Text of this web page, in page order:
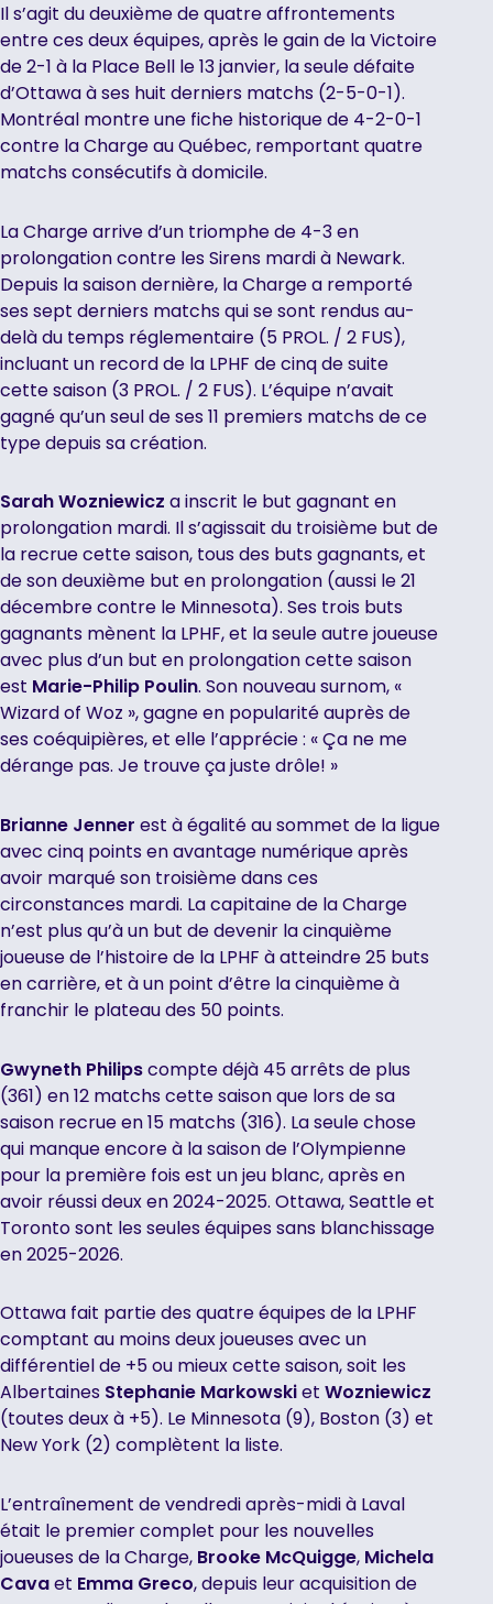
Il s’agit du deuxième de quatre affrontements
entre ces deux équipes, après le gain de la Victoire
de 2-1 à la Place Bell le 13 janvier, la seule défaite
d’Ottawa à ses huit derniers matchs (2-5-0-1).
Montréal montre une fiche historique de 4-2-0-1
contre la Charge au Québec, remportant quatre
matchs consécutifs à domicile.
La Charge arrive d’un triomphe de 4-3 en
prolongation contre les Sirens mardi à Newark.
Depuis la saison dernière, la Charge a remporté
ses sept derniers matchs qui se sont rendus au-
delà du temps réglementaire (5 PROL. / 2 FUS),
incluant un record de la LPHF de cinq de suite
cette saison (3 PROL. / 2 FUS). L’équipe n’avait
gagné qu’un seul de ses 11 premiers matchs de ce
type depuis sa création.
Sarah Wozniewicz a inscrit le but gagnant en
prolongation mardi. Il s’agissait du troisième but de
la recrue cette saison, tous des buts gagnants, et
de son deuxième but en prolongation (aussi le 21
décembre contre le Minnesota). Ses trois buts
gagnants mènent la LPHF, et la seule autre joueuse
avec plus d’un but en prolongation cette saison
est Marie-Philip Poulin. Son nouveau surnom, «
Wizard of Woz », gagne en popularité auprès de
ses coéquipières, et elle l’apprécie : « Ça ne me
dérange pas. Je trouve ça juste drôle! »
Brianne Jenner est à égalité au sommet de la ligue
avec cinq points en avantage numérique après
avoir marqué son troisième dans ces
circonstances mardi. La capitaine de la Charge
n’est plus qu’à un but de devenir la cinquième
joueuse de l’histoire de la LPHF à atteindre 25 buts
en carrière, et à un point d’être la cinquième à
franchir le plateau des 50 points.
Gwyneth Philipscompte déjà 45 arrêts de plus
(361) en 12 matchs cette saison que lors de sa
saison recrue en 15 matchs (316). La seule chose
qui manque encore à la saison de l’Olympienne
pour la première fois est un jeu blanc, après en
avoir réussi deux en 2024-2025. Ottawa, Seattle et
Toronto sont les seules équipes sans blanchissage
en 2025-2026.
Ottawa fait partie des quatre équipes de la LPHF
comptant au moins deux joueuses avec un
différentiel de +5 ou mieux cette saison, soit les
Albertaines Stephanie Markowskiet Wozniewicz
(toutes deux à +5). Le Minnesota (9), Boston (3) et
New York (2) complètent la liste.
L’entraînement de vendredi après-midi à Laval
était le premier complet pour les nouvelles
joueuses de la Charge, Brooke McQuigge, Michela
Cavaet Emma Greco, depuis leur acquisition de